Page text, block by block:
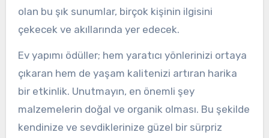
olan bu şık sunumlar, birçok kişinin ilgisini
çekecek ve akıllarında yer edecek.
Ev yapımı ödüller; hem yaratıcı yönlerinizi ortaya
çıkaran hem de yaşam kalitenizi artıran harika
bir etkinlik. Unutmayın, en önemli şey
malzemelerin doğal ve organik olması. Bu şekilde
kendinize ve sevdiklerinize güzel bir sürpriz